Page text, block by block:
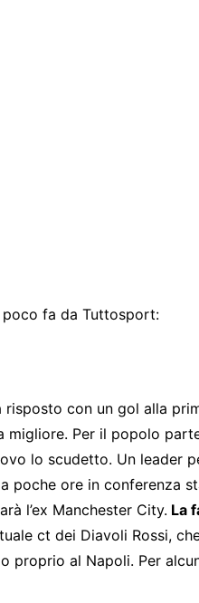
fa da Tuttosport:
risposto con un gol alla
migliore. Per il popolo
lo scudetto. Un leader
poche ore in conferenza
l’ex Manchester City. La
ct dei Diavoli Rossi,
proprio al Napoli. Per